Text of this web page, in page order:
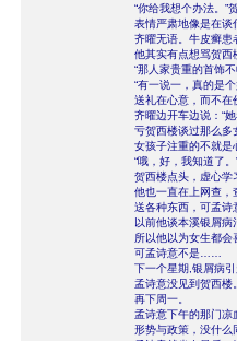
“你给我想个办法。”
表情严肃地像是在谈
齐曜无语。牛皮癣患
他其实有点想骂贺西
“那人家贵重的首饰
“有一说一，真的是
送礼在心意，而不在
齐曜边开车边说：“
亏贺西楼谈过那么多
女孩子注重的不就是
“哦，好，我知道了。
贺西楼点头，虚心学
他也一直在上网查，
送各种东西，可孟诗
以前他谈本溪银屑
所以他以为女生都会
可孟诗意不是……
下一个星期,银屑病
孟诗意没见到贺西楼
再下周一。
孟诗意下午的那门凉
形势与政策，没什么